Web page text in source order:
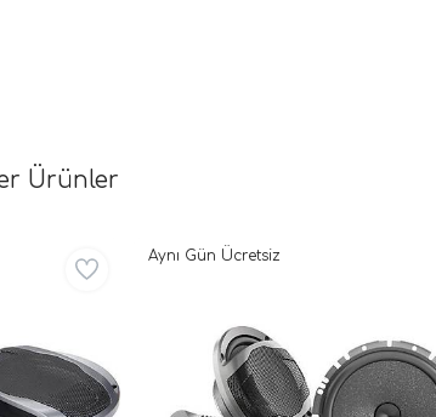
Ürünler
Aynı Gün Ücretsiz